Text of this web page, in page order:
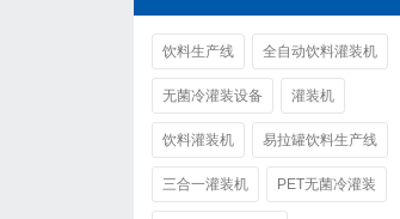
饮料生产线 全自动饮料灌装机
无菌冷灌装设备 灌装机
饮料灌装机 易拉罐饮料生产线
三合一灌装机 PET无菌冷灌装